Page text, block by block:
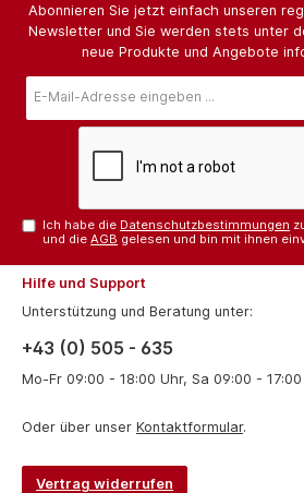
Abonnieren Sie jetzt einfach unseren
Newsletter und Sie werden stets unter
neue Produkte und Angebote
Mail-
Ich habe die Datenschutzbestimmungen
und dieAGB gelesen und bin mit ihnen
Hilfe und Support
Unterstützung und Beratung unter:
+43 (0) 505 - 635
Mo-Fr 09:00 - 18:00 Uhr, Sa 09:00 -
Oder über unser Kontaktformular.
Vertrag widerrufen